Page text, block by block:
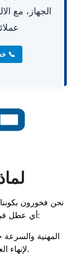
الجهاز، مع
📞
نحن فخورون
أي عطل في ثلاجات بيكو وذلك للأسباب التالية:
المهنية
لإنهاء العطل في نفس اليوم.